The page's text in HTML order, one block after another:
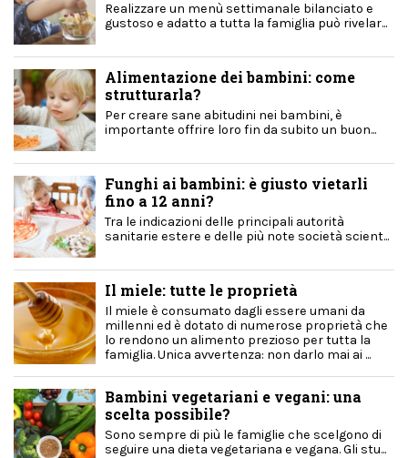
Realizzare un menù settimanale bilanciato e
gustoso e adatto a tutta la famiglia può rivelar...
Alimentazione dei bambini: come
strutturarla?
Per creare sane abitudini nei bambini, è
importante offrire loro fin da subito un buon...
Funghi ai bambini: è giusto vietarli
fino a 12 anni?
Tra le indicazioni delle principali autorità
sanitarie estere e delle più note società scient...
Il miele: tutte le proprietà
Il miele è consumato dagli essere umani da
millenni ed è dotato di numerose proprietà che
lo rendono un alimento prezioso per tutta la
famiglia. Unica avvertenza: non darlo mai ai ...
Bambini vegetariani e vegani: una
scelta possibile?
Sono sempre di più le famiglie che scelgono di
seguire una dieta vegetariana e vegana. Gli stu...